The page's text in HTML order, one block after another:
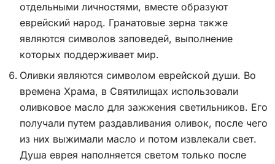
отдельными личностями, вместе образуют
еврейский народ. Гранатовые зерна также
являются символов заповедей, выполнение
которых поддерживает мир.
Оливки являются символом еврейской души. Во
времена Храма, в Святилищах использовали
оливковое масло для зажжения светильников. Его
получали путем раздавливания оливок, после чего
из них выжимали масло и потом извлекали свет.
Душа еврея наполняется светом только после